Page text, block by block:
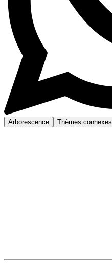
Arborescence Thèmes connexes